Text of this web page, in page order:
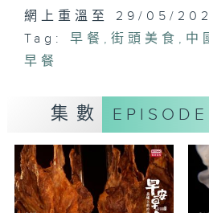
網上重溫至 29/05/
Tag:
早餐 , 街頭美食 , 中
早餐
集數